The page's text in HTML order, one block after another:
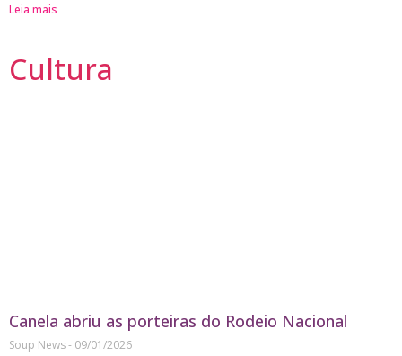
Leia mais
Cultura
Canela abriu as porteiras do Rodeio Nacional
Soup News
09/01/2026